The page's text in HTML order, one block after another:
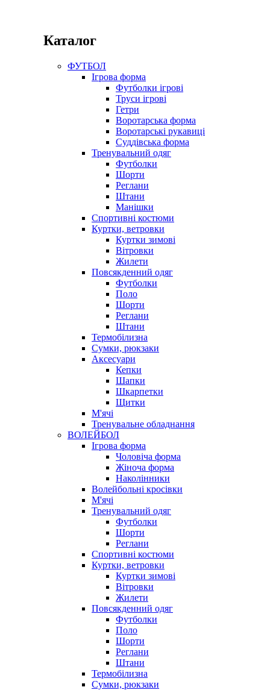
Каталог
ФУТБОЛ
Ігрова форма
Футболки ігрові
Труси ігрові
Гетри
Воротарська форма
Воротарські рукавиці
Суддівська форма
Тренувальний одяг
Футболки
Шорти
Реглани
Штани
Манішки
Спортивні костюми
Куртки, ветровки
Куртки зимові
Вітровки
Жилети
Повсякденний одяг
Футболки
Поло
Шорти
Реглани
Штани
Термобілизна
Сумки, рюкзаки
Аксесуари
Кепки
Шапки
Шкарпетки
Щитки
М'ячі
Тренувальне обладнання
ВОЛЕЙБОЛ
Ігрова форма
Чоловіча форма
Жіноча форма
Наколінники
Волейбольні кросівки
М'ячі
Тренувальний одяг
Футболки
Шорти
Реглани
Спортивні костюми
Куртки, ветровки
Куртки зимові
Вітровки
Жилети
Повсякденний одяг
Футболки
Поло
Шорти
Реглани
Штани
Термобілизна
Сумки, рюкзаки